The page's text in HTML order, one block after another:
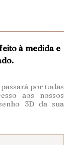
à medida e
por todas
aos nossos
3D da sua